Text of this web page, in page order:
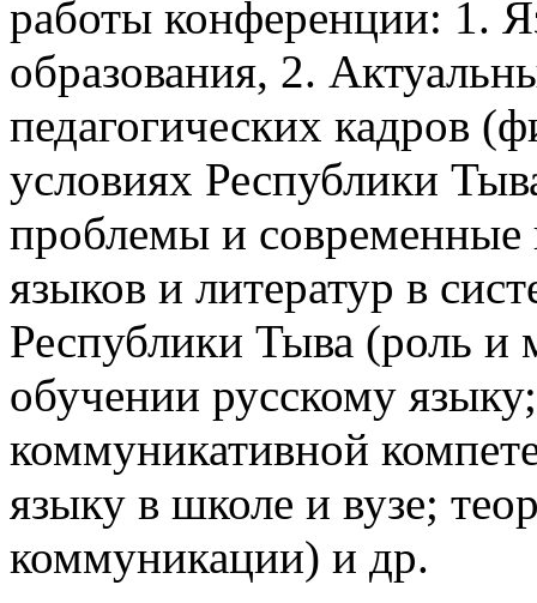
работы конференции: 1.
образования, 2.
педагогических кадров
условиях Республики
проблемы и
языков и литератур в
Республики Тыва (роль и
обучении русскому
коммуникативной
языку в школе и вузе;
коммуникации) и др.